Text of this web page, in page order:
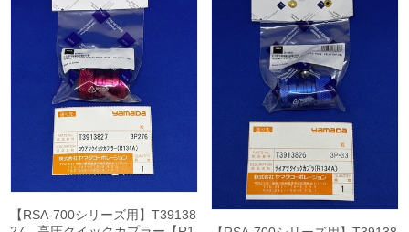
【RSA-700シリーズ用】T39138